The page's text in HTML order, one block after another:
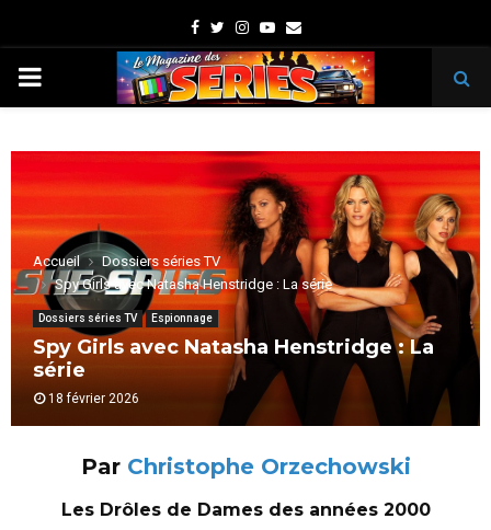
Facebook
TwitterInstagram
Youtube
Email
PRIMARY
Accueil
Dossiers séries TV
Spy Girls avec Natasha Henstridge : La série
Dossiers séries TV Espionnage
Spy Girls avec Natasha Henstridge : La
série
18 février 2026
Par Christophe Orzechowski
Les Drôles de Dames des années 2000